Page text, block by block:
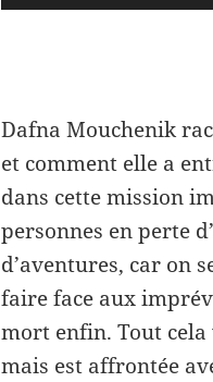
audio
Dafna Mouchenik
et comment elle a
dans cette mission
personnes en perte
d’aventures, car on
faire face aux
mort enfin. Tout
mais est affrontée